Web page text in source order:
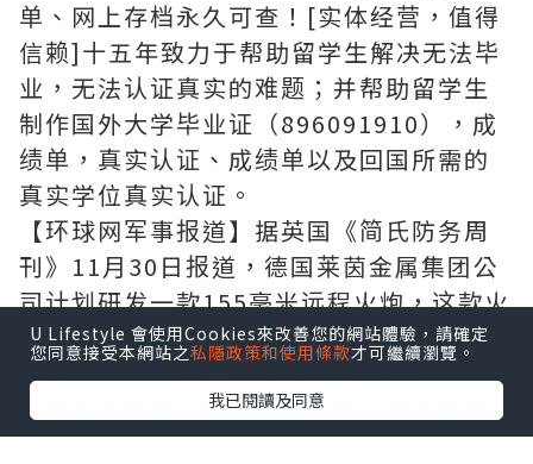
单、网上存档永久可查！[实体经营，值得
信赖]十五年致力于帮助留学生解决无法毕
业，无法认证真实的难题；并帮助留学生
制作国外大学毕业证（896091910），成
绩单，真实认证、成绩单以及回国所需的
真实学位真实认证。
【环球网军事报道】据英国《简氏防务周
刊》11月30日报道，德国莱茵金属集团公
司计划研发一款155毫米远程火炮，这款火
炮将采用革命性的“60倍径”，而目前现
役的155毫米榴弹炮都采用“52倍径”。
莱茵金属集团公司尝试将这款火炮将装备
在轮式底盘上，而这也是德国军队未来计
U Lifestyle 會使用Cookies來改善您的網站體驗，請確定
您同意接受本網站之私隱政策和使用條款才可繼續瀏覽。
我已閱讀及同意